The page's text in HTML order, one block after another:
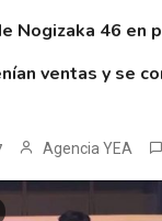
Nogizaka 46 en
ventas y se
Agencia YEA